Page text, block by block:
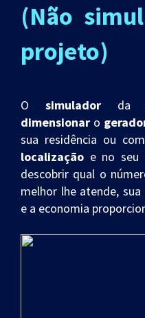
(Não
projeto)
O simuladorda
dimensionar o
sua residência ou
localização e no seu
descobrir qual o
melhor lhe atende,
e a economia